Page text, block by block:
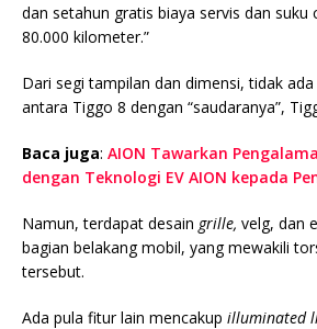
dan setahun gratis biaya servis dan suku
80.000 kilometer.”
Dari segi tampilan dan dimensi, tidak
antara Tiggo 8 dengan “saudaranya”,
Baca juga: AION Tawarkan
dengan Teknologi EV AION kepada
Namun, terdapat desain grille, velg, dan
bagian belakang mobil, yang mewakili
tersebut.
Ada pula fitur lain mencakup illuminated